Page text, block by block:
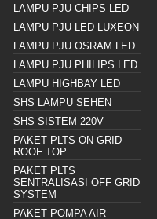
LAMPU PJU CHIPS LED
LAMPU PJU LED LUXEON
LAMPU PJU OSRAM LED
LAMPU PJU PHILIPS LED
LAMPU HIGHBAY LED
SHS LAMPU SEHEN
SHS SISTEM 220V
PAKET PLTS ON GRID
ROOF TOP
PAKET PLTS
SENTRALISASI OFF GRID
SYSTEM
PAKET POMPA AIR